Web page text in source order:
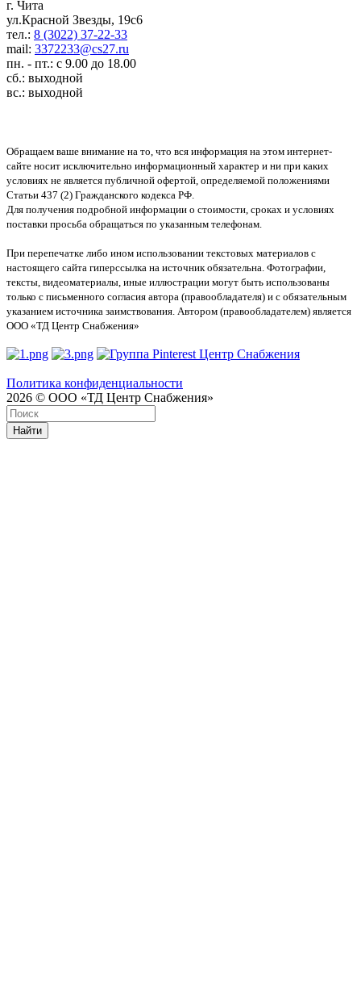
г. Чита
ул.Красной Звезды, 19с6
тел.: 8 (3022) 37-22-33
mail: 3372233@cs27.ru
пн. - пт.: с 9.00 до 18.00
сб.: выходной
вс.: выходной
Обращаем ваше внимание на то, что вся информация на этом интернет-
сайте носит исключительно информационный характер и ни при каких
условиях не является публичной офертой, определяемой положениями
Статьи 437 (2) Гражданского кодекса РФ.
Для получения подробной информации о стоимости, сроках и условиях
поставки просьба обращаться по указанным телефонам.
При перепечатке либо ином использовании текстовых материалов с
настоящего сайта гиперссылка на источник обязательна. Фотографии,
тексты, видеоматериалы, иные иллюстрации могут быть использованы
только с письменного согласия автора (правообладателя) и с обязательным
указанием источника заимствования. Автором (правообладателем) является
ООО «ТД Центр Снабжения»
Политика конфиденциальности
2026 © ООО «ТД Центр Снабжения»
Найти